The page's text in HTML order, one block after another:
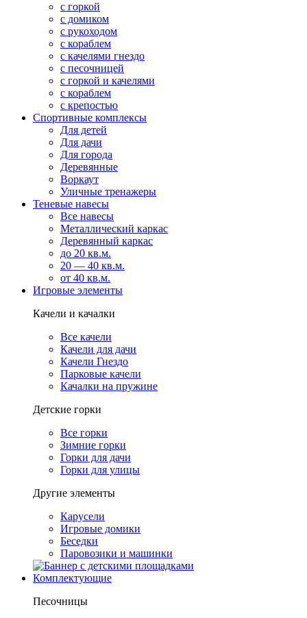
с горкой
с домиком
с рукоходом
с кораблем
с качелями гнездо
с песочницей
с горкой и качелями
с кораблем
с крепостью
Спортивные комплексы
Для детей
Для дачи
Для города
Деревянные
Воркаут
Уличные тренажеры
Теневые навесы
Все навесы
Металлический каркас
Деревянный каркас
до 20 кв.м.
20 — 40 кв.м.
от 40 кв.м.
Игровые элементы
Качели и качалки
Все качели
Качели для дачи
Качели Гнездо
Парковые качели
Качалки на пружине
Детские горки
Все горки
Зимние горки
Горки для дачи
Горки для улицы
Другие элементы
Карусели
Игровые домики
Беседки
Паровозики и машинки
Комплектующие
Песочницы